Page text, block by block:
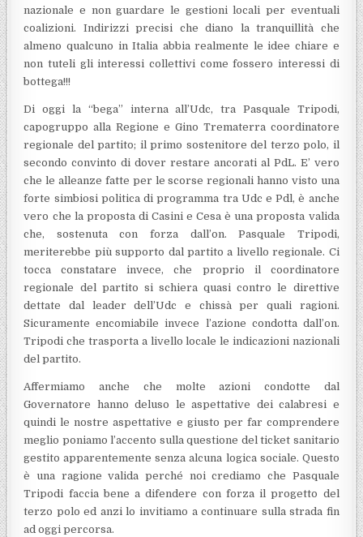
nazionale e non guardare le gestioni locali per eventuali
coalizioni. Indirizzi precisi che diano la tranquillità che
almeno qualcuno in Italia abbia realmente le idee chiare e
non tuteli gli interessi collettivi come fossero interessi di
bottega!!!
Di oggi la “bega” interna all’Udc, tra Pasquale Tripodi,
capogruppo alla Regione e Gino Trematerra coordinatore
regionale del partito; il primo sostenitore del terzo polo, il
secondo convinto di dover restare ancorati al PdL. E’ vero
che le alleanze fatte per le scorse regionali hanno visto una
forte simbiosi politica di programma tra Udc e Pdl, è anche
vero che la proposta di Casini e Cesa è una proposta valida
che, sostenuta con forza dall’on. Pasquale Tripodi,
meriterebbe più supporto dal partito a livello regionale. Ci
tocca constatare invece, che proprio il coordinatore
regionale del partito si schiera quasi contro le direttive
dettate dal leader dell’Udc e chissà per quali ragioni.
Sicuramente encomiabile invece l’azione condotta dall’on.
Tripodi che trasporta a livello locale le indicazioni nazionali
del partito.
Affermiamo anche che molte azioni condotte dal
Governatore hanno deluso le aspettative dei calabresi e
quindi le nostre aspettative e giusto per far comprendere
meglio poniamo l’accento sulla questione del ticket sanitario
gestito apparentemente senza alcuna logica sociale. Questo
è una ragione valida perché noi crediamo che Pasquale
Tripodi faccia bene a difendere con forza il progetto del
terzo polo ed anzi lo invitiamo a continuare sulla strada fin
ad oggi percorsa.